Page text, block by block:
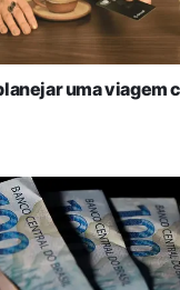
uma viagem